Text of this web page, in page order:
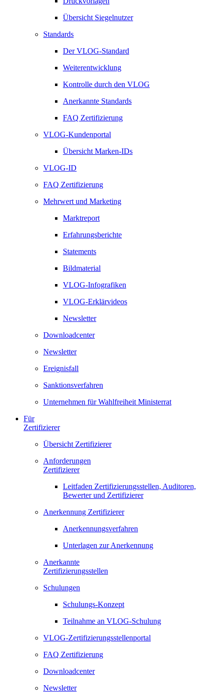
Übersicht Siegelnutzer
Standards
Der VLOG-Standard
Weiterentwicklung
Kontrolle durch den VLOG
Anerkannte Standards
FAQ Zertifizierung
VLOG-Kundenportal
Übersicht Marken-IDs
VLOG-ID
FAQ Zertifizierung
Mehrwert und Marketing
Marktreport
Erfahrungsberichte
Statements
Bildmaterial
VLOG-Infografiken
VLOG-Erklärvideos
Newsletter
Downloadcenter
Newsletter
Ereignisfall
Sanktionsverfahren
Unternehmen für Wahlfreiheit Ministerrat
Für
Zertifizierer
Übersicht Zertifizierer
Anforderungen
Zertifizierer
Leitfaden Zertifizierungsstellen, Auditoren,
Bewerter und Zertifizierer
Anerkennung Zertifizierer
Anerkennungsverfahren
Unterlagen zur Anerkennung
Anerkannte
Zertifizierungsstellen
Schulungen
Schulungs-Konzept
Teilnahme an VLOG-Schulung
VLOG-Zertifizierungsstellenportal
FAQ Zertifizierung
Downloadcenter
Newsletter